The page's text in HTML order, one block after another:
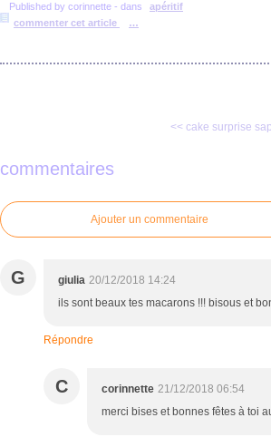
Published by corinnette - dans
apéritif
commenter cet article
…
<< cake surprise
commentaires
Ajouter un commentaire
G giulia 20/12/2018 14:24
ils sont beaux tes macarons !!! bisous et
Répondre
C corinnette 21/12/2018 06:54
merci bises et bonnes fêtes à toi